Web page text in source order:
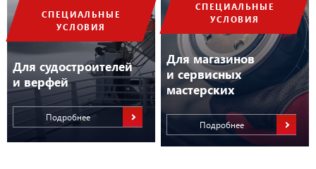
СПЕЦИАЛЬНЫЕ
УСЛОВИЯ
Для судостроителей
и верфей
Подробнее
СПЕЦИАЛЬНЫЕ
УСЛОВИЯ
Для магазинов
и сервисных
мастерских
Подробнее